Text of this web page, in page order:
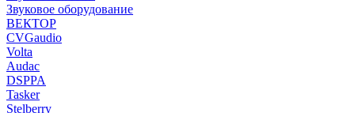
Звуковое оборудование
ВЕКТОР
CVGaudio
Volta
Audac
DSPPA
Tasker
Stelberry